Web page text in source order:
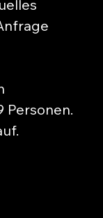
Personen.